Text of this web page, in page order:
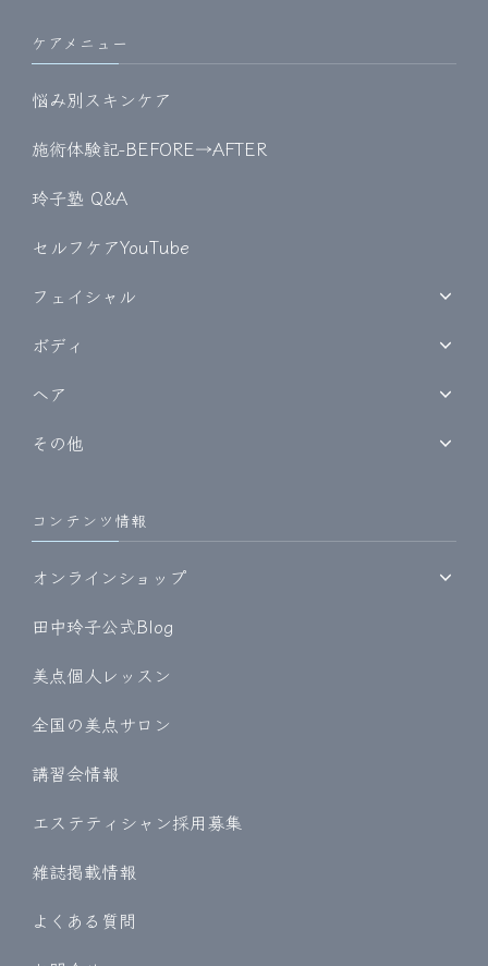
ケアメニュー
悩み別スキンケア
施術体験記-BEFORE→AFTER
玲子塾 Q&A
セルフケアYouTube
フェイシャル
ボディ
ヘア
その他
コンテンツ情報
オンラインショップ
田中玲子公式Blog
美点個人レッスン
全国の美点サロン
講習会情報
エステティシャン採用募集
雑誌掲載情報
よくある質問